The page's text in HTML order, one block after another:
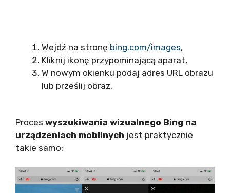
Wejdź na stronę bing.com/images,
Kliknij ikonę przypominającą aparat,
W nowym okienku podaj adres URL obrazu
lub prześlij obraz.
Proces wyszukiwania wizualnego Bing na
urządzeniach mobilnych jest praktycznie
takie samo: